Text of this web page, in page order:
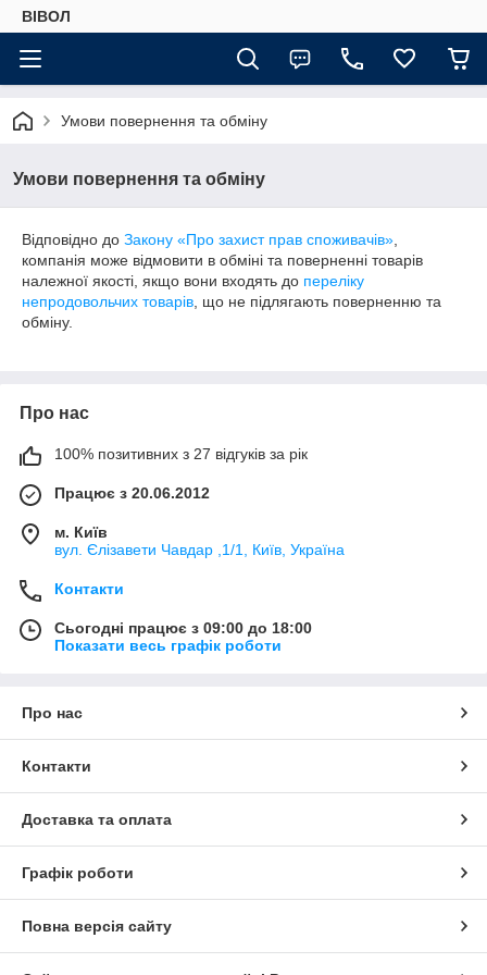
ВІВОЛ
Умови повернення та обміну
Умови повернення та обміну
Відповідно до Закону «Про захист прав споживачів»
компанія може відмовити в обміні та поверненні товарів
належної якості, якщо вони входять до переліку
непродовольчих товарів , що не підлягають поверненню та
обміну.
Про нас
100% позитивних з 27 відгуків за рік
Працює з 20.06.2012
м. Київ
вул. Єлізавети Чавдар ,1/1, Київ, Україна
Контакти
Сьогодні працює з 09:00 до 18:00
Показати весь графік роботи
Про нас
Контакти
Доставка та оплата
Графік роботи
Повна версія сайту